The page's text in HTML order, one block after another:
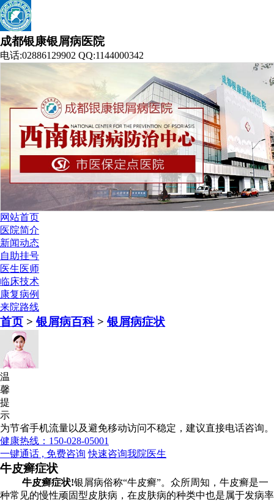
成都银康银屑病医院
电话:02886129902 QQ:1144000342
网站首页
医院简介
新闻动态
自助挂号
医生医师
临床技术
康复病例
来院路线
首页 >银屑病百科>银屑病症状
温
馨
提
示
为节省手机流量以及避免移动访问不稳定，建议直接电话咨询。
健康热线：150-028-05001
一键通话 , 免费咨询 快速咨询我院医生
牛皮癣症状
牛皮癣症状!银屑病俗称“牛皮癣”。众所周知，牛皮癣是一
种常见的慢性顽固型皮肤病，在皮肤病的种类中也是属于发病率